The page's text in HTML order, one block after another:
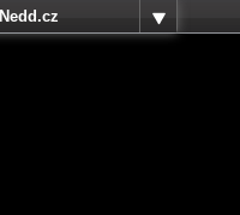
Nedd.cz